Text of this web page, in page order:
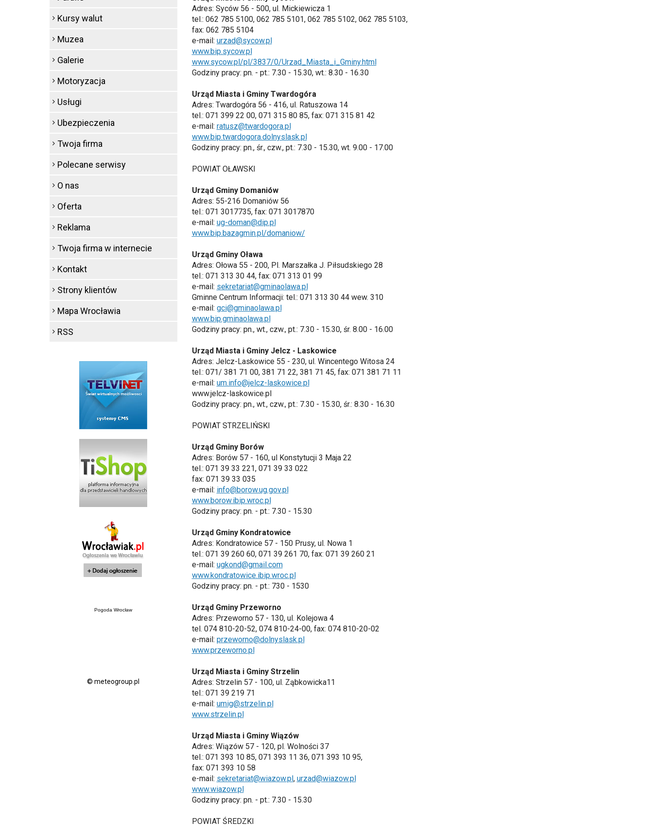
Adres: Syców 56 - 500, ul. Mickiewicza 1
tel.: 062 785 5100, 062 785 5101, 062 785 5102, 062 785 5103,
fax: 062 785 5104
e-mail: urzad@sycow.pl
www.bip.sycow.pl
www.sycow.pl/pl/3837/0/Urzad_Miasta_i_Gminy.html
Godziny pracy: pn. - pt.: 7.30 - 15.30, wt.: 8.30 - 16.30
Urząd Miasta i Gminy Twardogóra
Adres: Twardogóra 56 - 416, ul. Ratuszowa 14
tel.: 071 399 22 00, 071 315 80 85, fax: 071 315 81 42
e-mail: ratusz@twardogora.pl
www.bip.twardogora.dolnyslask.pl
Godziny pracy: pn., śr., czw., pt.: 7.30 - 15.30, wt. 9.00 - 17.00
POWIAT OŁAWSKI
Urząd Gminy Domaniów
Adres: 55-216 Domaniów 56
tel.: 071 3017735, fax: 071 3017870
e-mail: ug-doman@dip.pl
www.bip.bazagmin.pl/domaniow/
Urząd Gminy Oława
Adres: Ołowa 55 - 200, Pl. Marszałka J. Piłsudskiego 28
tel.: 071 313 30 44, fax: 071 313 01 99
e-mail: sekretariat@gminaolawa.pl
Gminne Centrum Informacji: tel.: 071 313 30 44 wew. 310
e-mail: gci@gminaolawa.pl
www.bip.gminaolawa.pl
Godziny pracy: pn., wt., czw., pt.: 7.30 - 15.30, śr. 8.00 - 16.00
Urząd Miasta i Gminy Jelcz - Laskowice
Adres: Jelcz-Laskowice 55 - 230, ul. Wincentego Witosa 24
tel.: 071/ 381 71 00, 381 71 22, 381 71 45, fax: 071 381 71 11
e-mail: um.info@jelcz-laskowice.pl
www.jelcz-laskowice.pl
Godziny pracy: pn., wt., czw., pt.: 7.30 - 15.30, śr.: 8.30 - 16.30
POWIAT STRZELIŃSKI
Urząd Gminy Borów
Adres: Borów 57 - 160, ul Konstytucji 3 Maja 22
tel.: 071 39 33 221, 071 39 33 022
fax: 071 39 33 035
e-mail: info@borow.ug.gov.pl
www.borow.ibip.wroc.pl
Godziny pracy: pn. - pt.: 7.30 - 15.30
Urząd Gminy Kondratowice
Adres: Kondratowice 57 - 150 Prusy, ul. Nowa 1
tel.: 071 39 260 60, 071 39 261 70, fax: 071 39 260 21
e-mail: ugkond@gmail.com
www.kondratowice.ibip.wroc.pl
Godziny pracy: pn. - pt.: 730 - 1530
Urząd Gminy Przeworno
Adres: Przeworno 57 - 130, ul. Kolejowa 4
tel. 074 810-20-52, 074 810-24-00, fax: 074 810-20-02
e-mail: przeworno@dolnyslask.pl
www.przeworno.pl
Urząd Miasta i Gminy Strzelin
Adres: Strzelin 57 - 100, ul. Ząbkowicka11
tel.: 071 39 219 71
e-mail: umig@strzelin.pl
www.strzelin.pl
Urząd Miasta i Gminy Wiązów
Adres: Wiązów 57 - 120, pl. Wolności 37
tel.: 071 393 10 85, 071 393 11 36, 071 393 10 95,
fax: 071 393 10 58
e-mail: sekretariat@wiazow.pl, urzad@wiazow.pl
www.wiazow.pl
Godziny pracy: pn. - pt.: 7.30 - 15.30
POWIAT ŚREDZKI
Kursy walut
Muzea
Galerie
Motoryzacja
Usługi
Ubezpieczenia
Twoja firma
Polecane serwisy
O nas
Oferta
Reklama
Twoja firma w internecie
Kontakt
Strony klientów
Mapa Wrocławia
RSS
Pogoda Wrocław
© meteogroup.pl